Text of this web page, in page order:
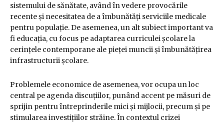
sistemului de sănătate, având în vedere provocările
recente și necesitatea de a îmbunătăți serviciile medicale
pentru populație. De asemenea, un alt subiect important va
fi educația, cu focus pe adaptarea curriculei școlare la
cerințele contemporane ale pieței muncii și îmbunătățirea
infrastructurii școlare.
Problemele economice de asemenea, vor ocupa un loc
central pe agenda discuțiilor, punând accent pe măsuri de
sprijin pentru întreprinderile mici și mijlocii, precum și pe
stimularea investițiilor străine. În contextul crizei